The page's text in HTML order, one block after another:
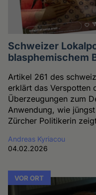
Schweizer
blasphemischem
Artikel 261 des
erklärt das Verspotten
Überzeugungen zum
Anwendung, wie
Zürcher Politikerin
Andreas Kyriacou
04.02.2026
VOR ORT